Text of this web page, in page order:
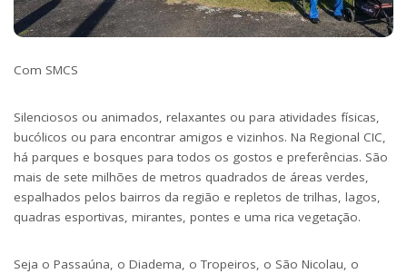
Com SMCS
Silenciosos ou animados, relaxantes ou para atividades físicas,
bucólicos ou para encontrar amigos e vizinhos. Na Regional CIC,
há parques e bosques para todos os gostos e preferências. São
mais de sete milhões de metros quadrados de áreas verdes,
espalhados pelos bairros da região e repletos de trilhas, lagos,
quadras esportivas, mirantes, pontes e uma rica vegetação.
Seja o Passaúna, o Diadema, o Tropeiros, o São Nicolau, o